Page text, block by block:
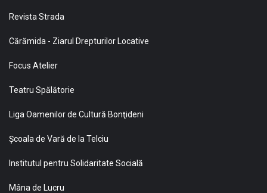
Revista Strada
Cărămida - Ziarul Drepturilor Locative
Focus Atelier
Teatru Spălătorie
Liga Oamenilor de Cultură Bonţideni
Şcoala de Vară de la Telciu
Institutul pentru Solidaritate Socială
Mâna de Lucru